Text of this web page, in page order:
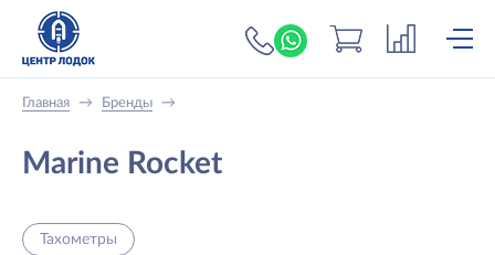
+7 (919) 698-56-
Главная → Бренды →
Marine Rocket
Тахометры